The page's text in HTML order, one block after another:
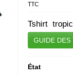
TTC
Tshirt
GUIDE DES
État